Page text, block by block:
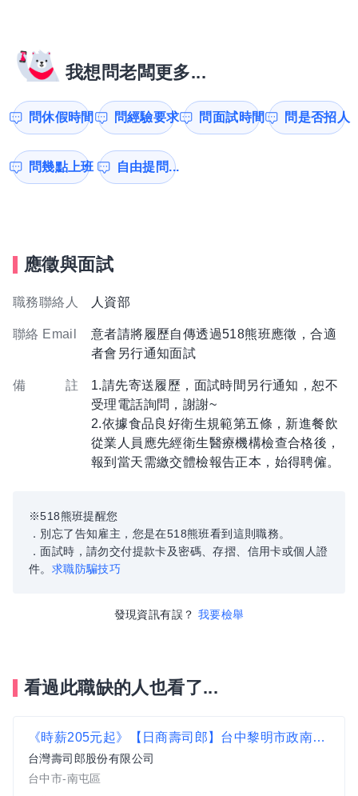
我想問老闆更多...
問休假時間 問經驗要求 問面試時間 問是否招人
問幾點上班 自由提問...
應徵與面試
職務聯絡人 人資部
聯絡 Email
意者請將履歷自傳透過518熊班應徵，合適
者會另行通知面試
備 註
1.請先寄送履歷，面試時間另行通知，恕不
受理電話詢問，謝謝~
2.依據食品良好衛生規範第五條，新進餐飲
從業人員應先經衛生醫療機構檢查合格後，
報到當天需繳交體檢報告正本，始得聘僱。
※518熊班提醒您
．別忘了告知雇主，您是在518熊班看到這則職務。
．面試時，請勿交付提款卡及密碼、存摺、信用卡或個人證
件。 求職防騙技巧
發現資訊有誤？ 我要檢舉
看過此職缺的人也看了...
《時薪205元起》【日商壽司郎】台中黎明市政南店-兼職人員 ★歡迎二度就業、學生實習★
台灣壽司郎股份有限公司
台中市-南屯區